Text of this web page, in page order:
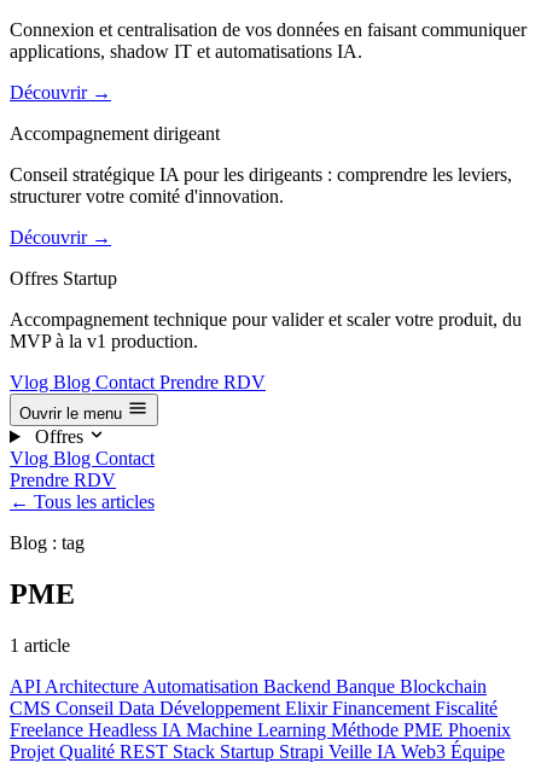
Connexion et centralisation de vos données en faisant communiquer
applications, shadow IT et automatisations IA.
Découvrir →
Accompagnement dirigeant
Conseil stratégique IA pour les dirigeants : comprendre les leviers,
structurer votre comité d'innovation.
Découvrir →
Offres Startup
Accompagnement technique pour valider et scaler votre produit, du
MVP à la v1 production.
Vlog Blog Contact Prendre RDV
Ouvrir le menu
Offres
Vlog Blog Contact
Prendre RDV
← Tous les articles
Blog : tag
PME
1 article
API Architecture Automatisation Backend Banque Blockchain
CMS Conseil Data Développement ElixirFinancement Fiscalité
Freelance Headless IA Machine Learning Méthode PME Phoenix
Projet Qualité REST Stack Startup Strapi Veille IA Web3 Équipe